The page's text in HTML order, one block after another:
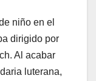
niño en el
dirigido por
Al acabar
luterana,